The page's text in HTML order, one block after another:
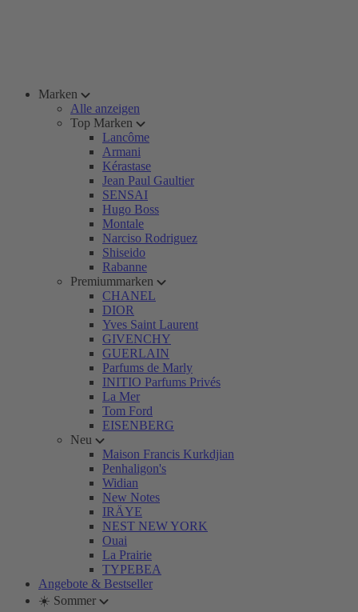
Marken
Alle anzeigen
Top Marken
Lancôme
Armani
Kérastase
Jean Paul Gaultier
SENSAI
Hugo Boss
Montale
Narciso Rodriguez
Shiseido
Rabanne
Premiummarken
CHANEL
DIOR
Yves Saint Laurent
GIVENCHY
GUERLAIN
Parfums de Marly
INITIO Parfums Privés
La Mer
Tom Ford
EISENBERG
Neu
Maison Francis Kurkdjian
Penhaligon's
Widian
New Notes
IRÄYE
NEST NEW YORK
Ouai
La Prairie
TYPEBEA
Angebote & Bestseller
☀️ Sommer